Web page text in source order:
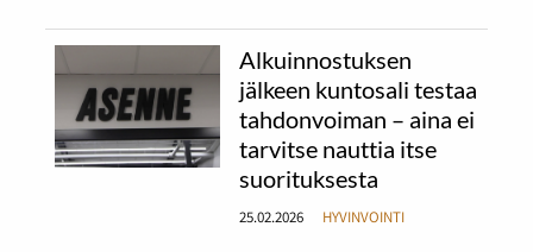
Alkuinnostuksen
jälkeen kuntosali testaa
tahdonvoiman – aina ei
tarvitse nauttia itse
suorituksesta
25.02.2026 HYVINVOINTI